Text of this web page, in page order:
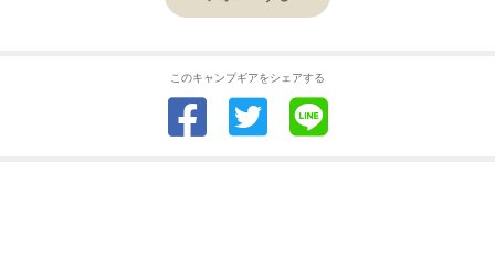
このキャンプギアをシェアする